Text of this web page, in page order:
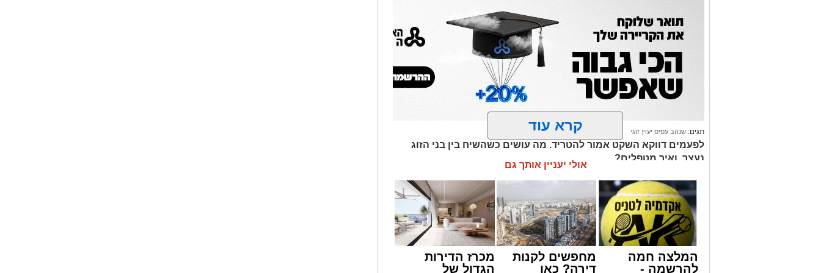
תגים: שנהב עסיס יעוץ זוגי
לפעמים דווקא השקט אמור להטריד. מה עושים כשהשיח בין בני הזוג
נעצר, ואיך מטפלים?
קרא עוד
אולי יעניין אותך גם
המלצה חמה
להרשמה -
מחפשים לקנות
דירה? כאן
מכרז הדירות
הגדול של